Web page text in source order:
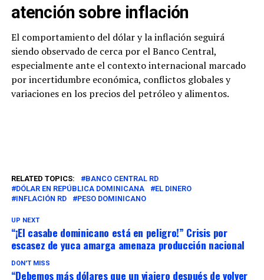
atención sobre inflación
El comportamiento del dólar y la inflación seguirá
siendo observado de cerca por el Banco Central,
especialmente ante el contexto internacional marcado
por incertidumbre económica, conflictos globales y
variaciones en los precios del petróleo y alimentos.
RELATED TOPICS:
BANCO CENTRAL RD
DÓLAR EN REPÚBLICA DOMINICANA
EL DINERO
INFLACIÓN RD
PESO DOMINICANO
UP NEXT
“¡El casabe dominicano está en peligro!” Crisis por
escasez de yuca amarga amenaza producción nacional
DON'T MISS
“Debemos más dólares que un viajero después de volver